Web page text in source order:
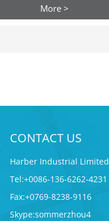
More >
CONTACT US
Harber Industrial Limited
Tel:+0086-136-6262-4231
Fax:+0769-8238-9116
Skype:sommerzhou4